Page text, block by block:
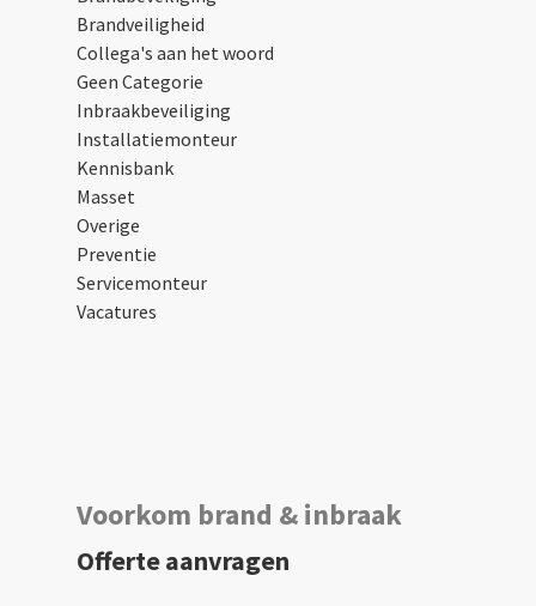
Brandveiligheid
Collega's aan het woord
Geen Categorie
Inbraakbeveiliging
Installatiemonteur
Kennisbank
Masset
Overige
Preventie
Servicemonteur
Vacatures
Voorkom brand & inbraak
Offerte aanvragen